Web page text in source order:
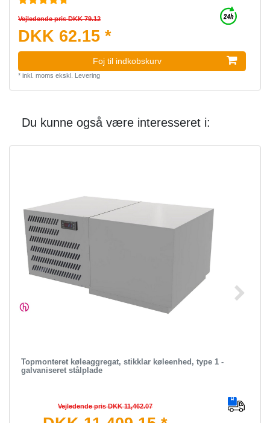
Vejledende pris DKK 79.12
DKK 62.15 *
Foj til indkobskurv
* inkl. moms ekskl. Levering
Du kunne også være interesseret i:
Topmonteret køleaggregat, stikklar køleenhed, type 1 -
galvaniseret stålplade
Vejledende pris DKK 11,462.07